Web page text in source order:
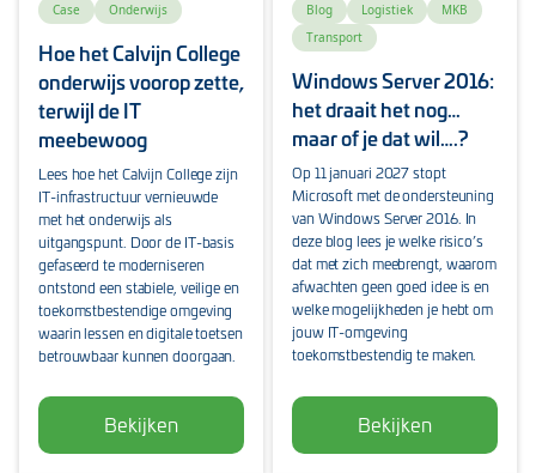
Case Onderwijs
Hoe het Calvijn College
onderwijs voorop zette,
terwijl de IT
meebewoog
Lees hoe het Calvijn College zijn
IT-infrastructuur vernieuwde
met het onderwijs als
uitgangspunt. Door de IT-basis
gefaseerd te moderniseren
ontstond een stabiele, veilige en
toekomstbestendige omgeving
waarin lessen en digitale toetsen
betrouwbaar kunnen doorgaan.
Bekijken
Blog Logistiek
MKB
Transport
Windows Server 2016:
het draait het nog…
maar of je dat wil….?
Op 11 januari 2027 stopt
Microsoft met de ondersteuning
van Windows Server 2016. In
deze blog lees je welke risico’s
dat met zich meebrengt, waarom
afwachten geen goed idee is en
welke mogelijkheden je hebt om
jouw IT-omgeving
toekomstbestendig te maken.
Bekijken